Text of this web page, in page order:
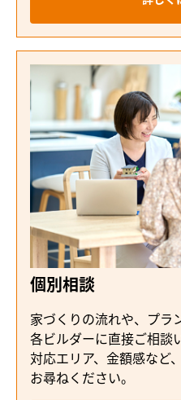
個別相談
家づくりの流れや、プラ
各ビルダーに直接ご相談
対応エリア、金額感など
お尋ねください。